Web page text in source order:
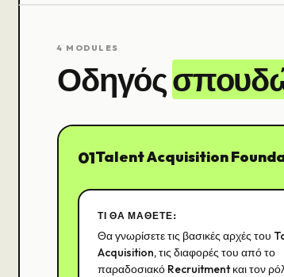
4 MODULES
Οδηγός
01Talent Acquisition
ΤΙ ΘΑ ΜΆΘΕΤΕ:
Θα γνωρίσετε τις βασικές αρχές του
Acquisition, τις διαφορές του από το
παραδοσιακό Recruitment και τον